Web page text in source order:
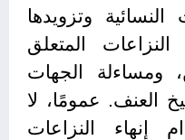
وتزويدها
النزاعات المتعلق
ومساءلة الجهات
العنف. عمومًا، لا
إنهاء النزاعات